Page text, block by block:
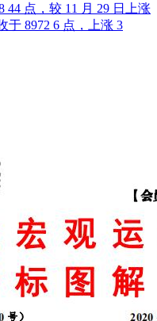
44 点，较 11 月 29 日上涨
于 8972 6 点，上涨 3